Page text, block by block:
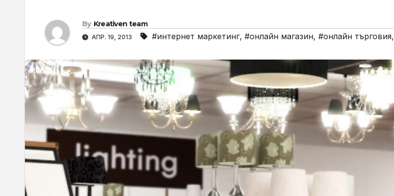
By Kreativen team
АПР. 19, 2013 #интернет маркетинг, #онлайн магазин, #онлайн търговия,